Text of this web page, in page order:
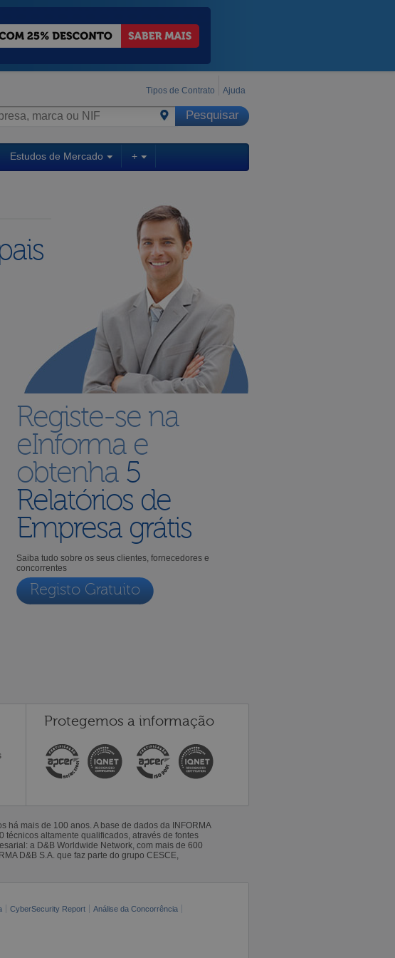
Tipos de Contrato Ajuda
Estudos de Mercado +
Registe-se na
eInforma e
obtenha 5
Relatórios de
Empresa grátis
Saiba tudo sobre os seus clientes, fornecedores e
concorrentes
Registo Gratuito
Protegemos a informação
há mais de 100 anos. A base de dados da INFORMA
técnicos altamente qualificados, através de fontes
a D&B Worldwide Network, com mais de 600
D&B S.A. que faz parte do grupo CESCE,
CyberSecurity Report
Análise da Concorrência